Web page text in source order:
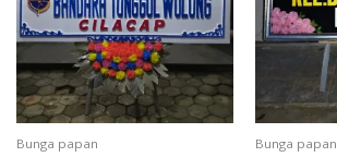
Bunga papan Bunga papan